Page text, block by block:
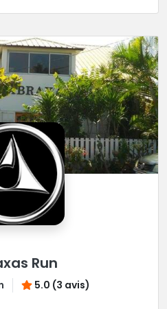
Run
5.0 (3 avis)